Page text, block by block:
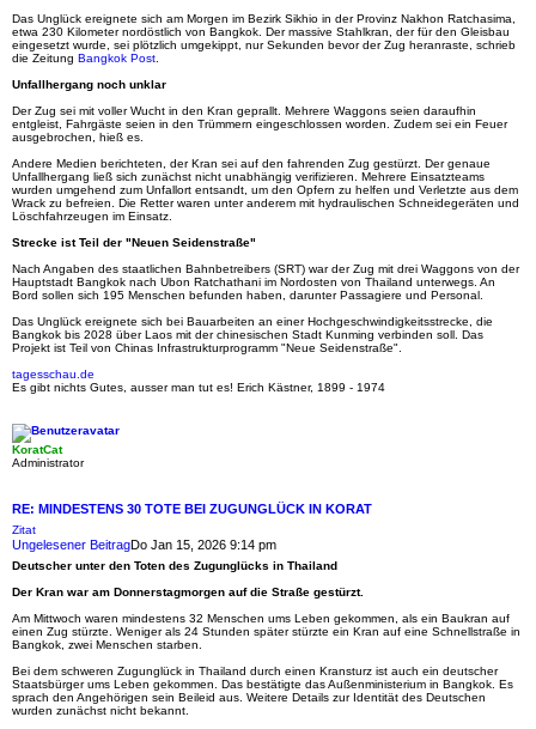
Das Unglück ereignete sich am Morgen im Bezirk Sikhio in der Provinz Nakhon Ratchasima,
etwa 230 Kilometer nordöstlich von Bangkok. Der massive Stahlkran, der für den Gleisbau
eingesetzt wurde, sei plötzlich umgekippt, nur Sekunden bevor der Zug heranraste, schrieb
die Zeitung Bangkok Post
Unfallhergang noch unklar
Der Zug sei mit voller Wucht in den Kran geprallt. Mehrere Waggons seien daraufhin
entgleist, Fahrgäste seien in den Trümmern eingeschlossen worden. Zudem sei ein Feuer
ausgebrochen, hieß es.
Andere Medien berichteten, der Kran sei auf den fahrenden Zug gestürzt. Der genaue
Unfallhergang ließ sich zunächst nicht unabhängig verifizieren. Mehrere Einsatzteams
wurden umgehend zum Unfallort entsandt, um den Opfern zu helfen und Verletzte aus dem
Wrack zu befreien. Die Retter waren unter anderem mit hydraulischen Schneidegeräten und
Löschfahrzeugen im Einsatz.
Strecke ist Teil der "Neuen Seidenstraße"
Nach Angaben des staatlichen Bahnbetreibers (SRT) war der Zug mit drei Waggons von der
Hauptstadt Bangkok nach Ubon Ratchathani im Nordosten von Thailand unterwegs. An
Bord sollen sich 195 Menschen befunden haben, darunter Passagiere und Personal.
Das Unglück ereignete sich bei Bauarbeiten an einer Hochgeschwindigkeitsstrecke, die
Bangkok bis 2028 über Laos mit der chinesischen Stadt Kunming verbinden soll. Das
Projekt ist Teil von Chinas Infrastrukturprogramm "Neue Seidenstraße".
tagesschau.de
Es gibt nichts Gutes, ausser man tut es! Erich Kästner, 1899 - 1974
KoratCat
Administrator
RE: MINDESTENS 30 TOTE BEI ZUGUNGLÜCK IN KORAT
Zitat
Ungelesener BeitragDo Jan 15, 2026 9:14 pm
Deutscher unter den Toten des Zugunglücks in Thailand
Der Kran war am Donnerstagmorgen auf die Straße gestürzt.
Am Mittwoch waren mindestens 32 Menschen ums Leben gekommen, als ein Baukran auf
einen Zug stürzte. Weniger als 24 Stunden später stürzte ein Kran auf eine Schnellstraße in
Bangkok, zwei Menschen starben.
Bei dem schweren Zugunglück in Thailand durch einen Kransturz ist auch ein deutscher
Staatsbürger ums Leben gekommen. Das bestätigte das Außenministerium in Bangkok. Es
sprach den Angehörigen sein Beileid aus. Weitere Details zur Identität des Deutschen
wurden zunächst nicht bekannt.